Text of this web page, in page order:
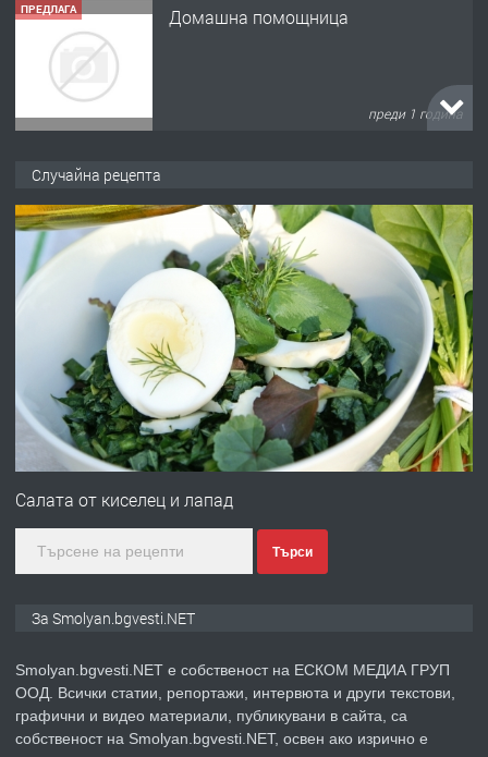
ПРЕДЛАГА Къща в Марония, Гърция
преди 2 години
НЕГОВОТО КАЧЕСТВО
преди 2 години
Имот в Северна Гърция, до Кавала
преди 2 години
ПРЕДЛАГА Иглолистни Пелети клас А1
преди 2 години
ТЪРСИ Търсят се строителни работници
Случайна рецепта
Салата от киселец и лапад
Търси
За Smolyan.bgvesti.NET
Smolyan.bgvesti.NET е собственост на ЕСКОМ МЕДИА ГРУП
ООД. Всички статии, репортажи, интервюта и други текстови,
графични и видео материали, публикувани в сайта, са
собственост на Smolyan.bgvesti.NET, освен ако изрично е